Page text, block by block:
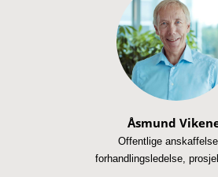
Åsmund
Offentlige
forhandlingsledelse,